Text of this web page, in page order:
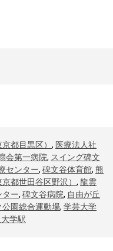
都目黒区） , 医療法人社
会第一病院, スイング碑文
センター, 碑文谷体育館, 熊
都世田谷区野沢） , 龍雲
ター, 碑文谷病院, 自由が丘
園総合運動場, 学芸大学
学駅